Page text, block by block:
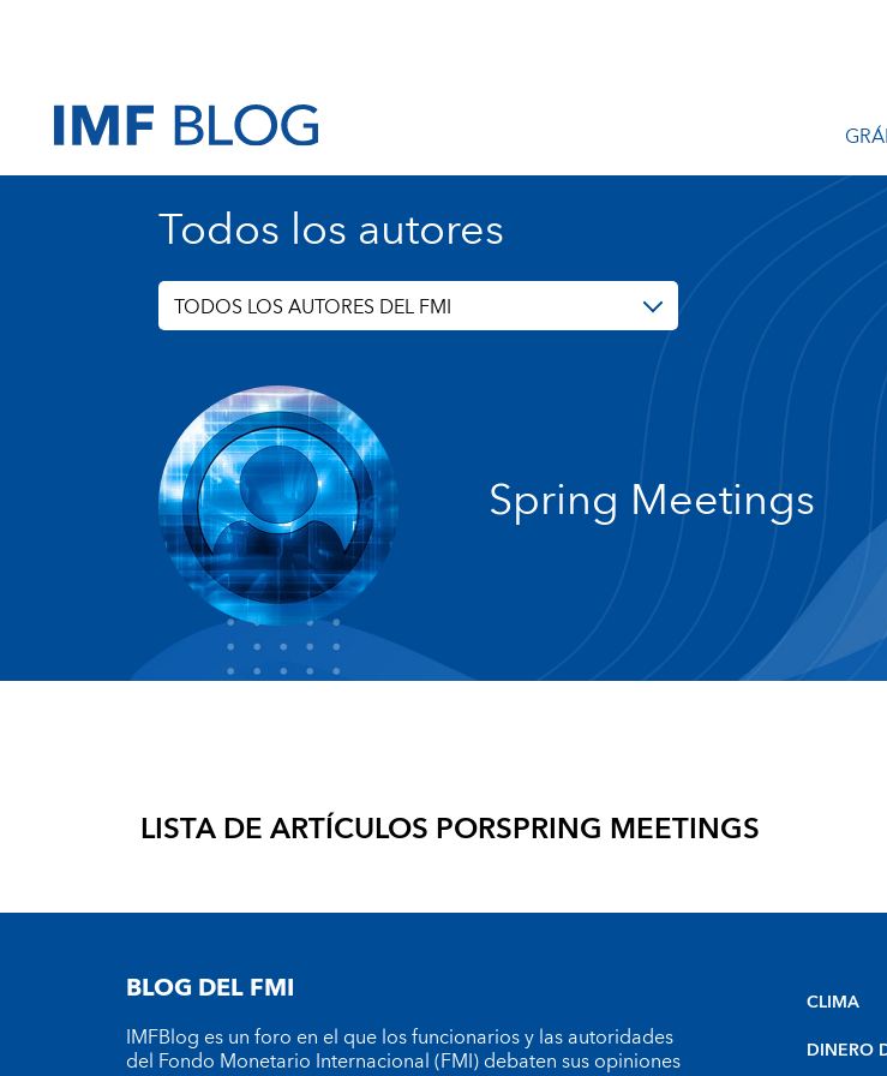
Todos los autores
TODOS LOS AUTORES DEL FMI
Spring Meetings
LISTA DE ARTÍCULOS PORSPRING MEETINGS
BLOG DEL FMI
IMFBlog es un foro en el que los funcionarios y las autoridades
del Fondo Monetario Internacional (FMI) debaten sus opiniones
CLIMA
DINERO